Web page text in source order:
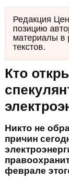
Редакция
позицию
материалы в
текстов.
Кто
Никто не
причин
феврале